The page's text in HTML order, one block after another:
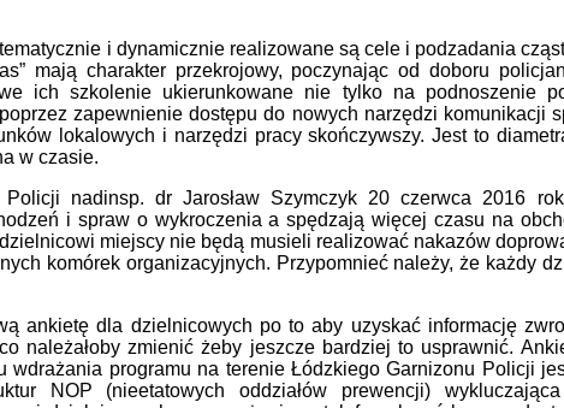
i dynamicznie realizowane są cele i podzadania
mają charakter przekrojowy, poczynając od doboru
ich szkolenie ukierunkowane nie tylko na podnoszenie
zapewnienie dostępu do nowych narzędzi komunikacji
lokalowych i narzędzi pracy skończywszy. Jest to
w czasie.
Policji nadinsp. dr Jarosław Szymczyk 20 czerwca 2016
i spraw o wykroczenia a spędzają więcej czasu na
miejscy nie będą musieli realizować nakazów
komórek organizacyjnych. Przypomnieć należy, że każdy
ankietę dla dzielnicowych po to aby uzyskać informację
należałoby zmienić żeby jeszcze bardziej to usprawnić.
wdrażania programu na terenie Łódzkiego Garnizonu Policji
NOP (nieetatowych oddziałów prewencji)